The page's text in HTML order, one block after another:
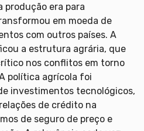
produção era para
em moeda de
com outros países. A
a estrutura agrária, que
nos conflitos em torno
política agrícola foi
investimentos tecnológicos,
de crédito na
de seguro de preço e